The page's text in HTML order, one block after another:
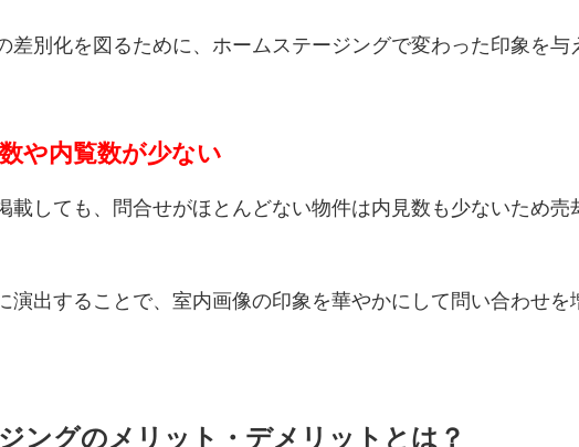
差別化を図るために、ホームステージングで変わった印象を
や内覧数が少ない
載しても、問合せがほとんどない物件は内見数も少ないため
演出することで、室内画像の印象を華やかにして問い合わせ
ングのメリット・デメリットとは？